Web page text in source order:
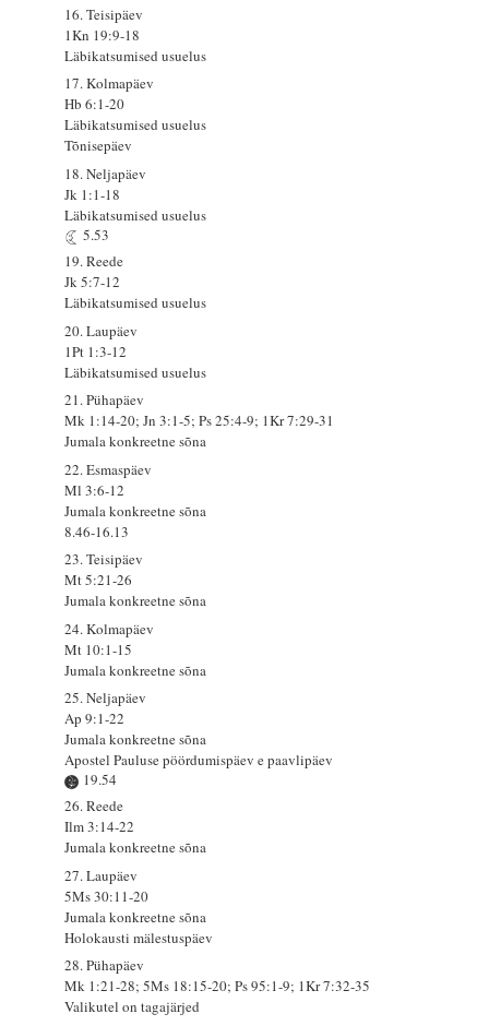
16. Teisipäev
1Kn 19:9-18
Läbikatsumised usuelus
17. Kolmapäev
Hb 6:1-20
Läbikatsumised usuelus
Tõnisepäev
18. Neljapäev
Jk 1:1-18
Läbikatsumised usuelus
5.53
19. Reede
Jk 5:7-12
Läbikatsumised usuelus
20. Laupäev
1Pt 1:3-12
Läbikatsumised usuelus
21. Pühapäev
Mk 1:14-20; Jn 3:1-5; Ps 25:4-9; 1Kr 7:29-31
Jumala konkreetne sõna
22. Esmaspäev
Ml 3:6-12
Jumala konkreetne sõna
8.46-16.13
23. Teisipäev
Mt 5:21-26
Jumala konkreetne sõna
24. Kolmapäev
Mt 10:1-15
Jumala konkreetne sõna
25. Neljapäev
Ap 9:1-22
Jumala konkreetne sõna
Apostel Pauluse pöördumispäev e paavlipäev
19.54
26. Reede
Ilm 3:14-22
Jumala konkreetne sõna
27. Laupäev
5Ms 30:11-20
Jumala konkreetne sõna
Holokausti mälestuspäev
28. Pühapäev
Mk 1:21-28; 5Ms 18:15-20; Ps 95:1-9; 1Kr 7:32-35
Valikutel on tagajärjed